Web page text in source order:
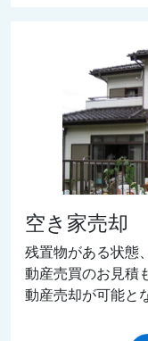
空き家売却
残置物がある状態
動産売買のお見積
動産売却が可能と